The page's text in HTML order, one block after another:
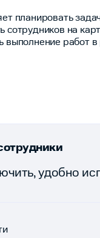
планировать
сотрудников на
выполнение работ
удобно